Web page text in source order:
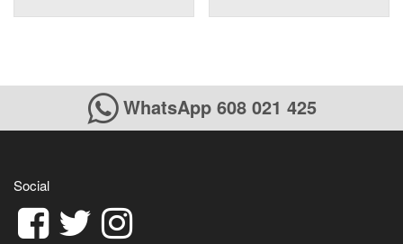
WhatsApp 608 021 425
Social